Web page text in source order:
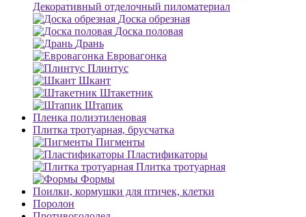
Декоративный отделочный пиломатериал
Доска обрезная
Доска половая
Дрань
Евровагонка
Плинтус
Шкант
Штакетник
Штапик
Пленка полиэтиленовая
Плитка тротуарная, брусчатка
Пигменты
Пластификаторы
Плитка тротуарная
Формы
Поилки, кормушки для птичек, клетки
Поролон